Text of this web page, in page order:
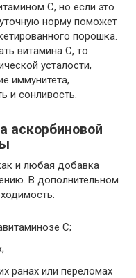
С, но если это
норму поможет
порошка.
витамина С, то
усталости,
иммунитета,
и сонливость.
аскорбиновой
и любая добавка
В дополнительном
С;
ранах или переломах